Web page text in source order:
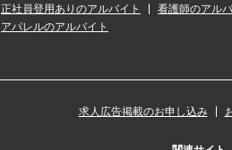
正社員登用ありのアルバイト
看護師のアル
アパレルのアルバイト
求人広告掲載のお申し込み